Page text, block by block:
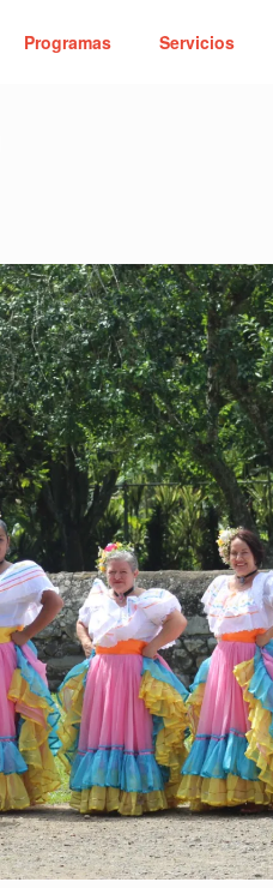
Programas Servicios